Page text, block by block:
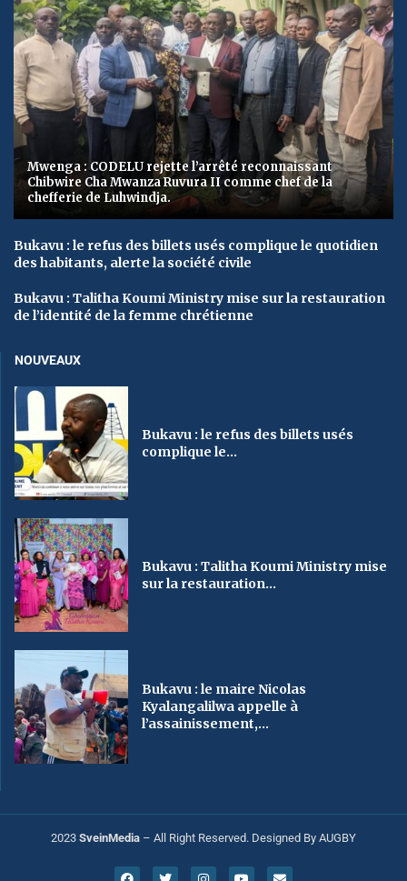
Mwenga : CODELU rejette l’arrêté reconnaissant
Chibwire Cha Mwanza Ruvura II comme chef de la
chefferie de Luhwindja.
Bukavu : le refus des billets usés complique le quotidien
des habitants, alerte la société civile
Bukavu : Talitha Koumi Ministry mise sur la restauration
de l’identité de la femme chrétienne
NOUVEAUX
Bukavu : le refus des billets usés
complique le...
Bukavu : Talitha Koumi Ministry mise
sur la restauration...
Bukavu : le maire Nicolas
Kyalangalilwa appelle à
l’assainissement,...
2023 SveinMedia – All Right Reserved. Designed By AUGBY